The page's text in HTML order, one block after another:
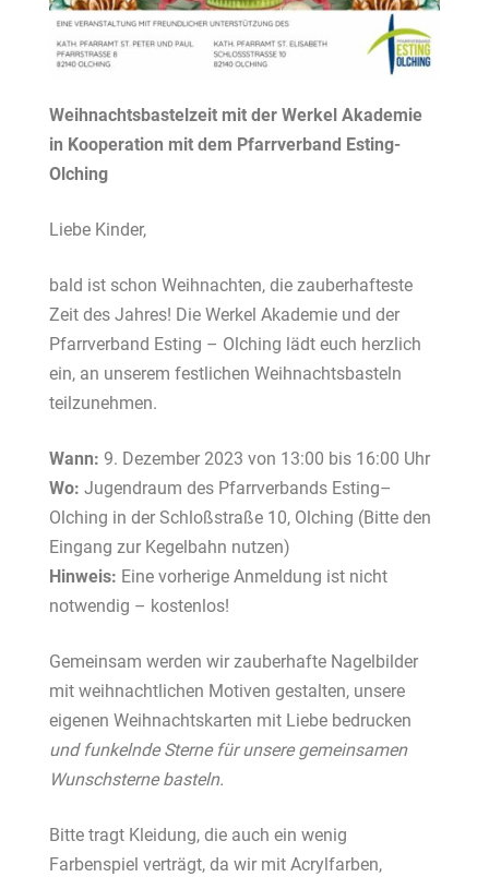
Weihnachtsbastelzeit mit der Werkel Akademie
in Kooperation mit dem Pfarrverband Esting-
Olching
Liebe Kinder,
bald ist schon Weihnachten, die zauberhafteste
Zeit des Jahres! Die Werkel Akademie und der
Pfarrverband Esting – Olching lädt euch herzlich
ein, an unserem festlichen Weihnachtsbasteln
teilzunehmen.
Wann: 9. Dezember 2023 von 13:00 bis 16:00 Uhr
Wo: Jugendraum des Pfarrverbands Esting–
Olching in der Schloßstraße 10, Olching (Bitte den
Eingang zur Kegelbahn nutzen)
Hinweis: Eine vorherige Anmeldung ist nicht
notwendig – kostenlos!
Gemeinsam werden wir zauberhafte Nagelbilder
mit weihnachtlichen Motiven gestalten, unsere
eigenen Weihnachtskarten mit Liebe bedrucken
und funkelnde Sterne für unsere gemeinsamen
Wunschsterne basteln.
Bitte tragt Kleidung, die auch ein wenig
Farbenspiel verträgt, da wir mit Acrylfarben,